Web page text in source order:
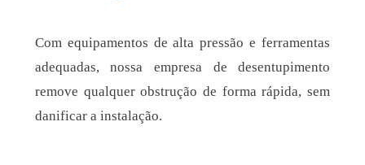
Com equipamentos de alta pressão e ferramentas
adequadas, nossa empresa de desentupimento
remove qualquer obstrução de forma rápida, sem
danificar a instalação.